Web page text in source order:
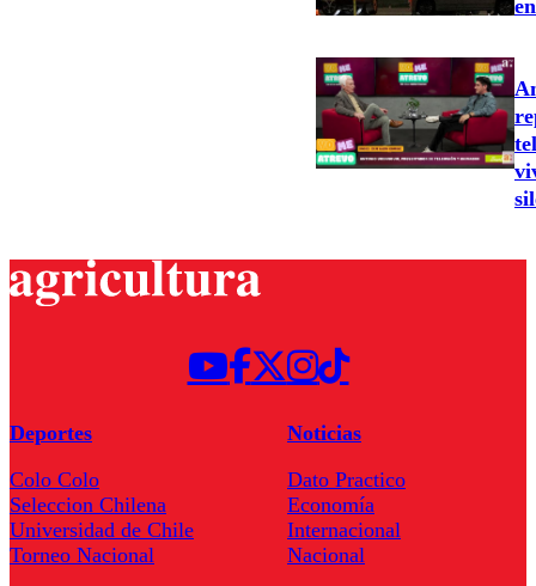
Deportes
Colo Colo
Seleccion Chilena
Universidad de Chile
Torneo Nacional
Noticias
Dato Practico
Economía
Internacional
Nacional